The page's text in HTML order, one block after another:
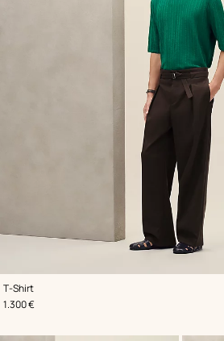
T-Shirt
,Farbe:
Grün
,Preis
1.300 €